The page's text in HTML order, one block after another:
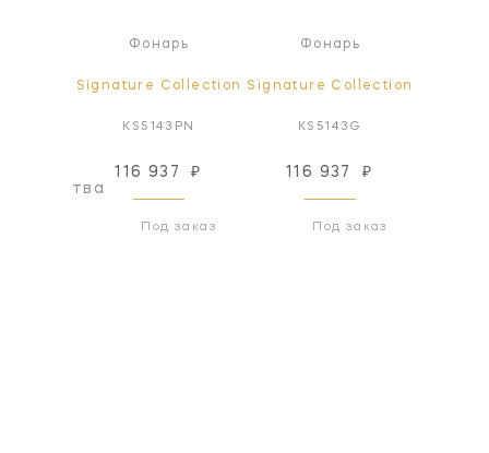
Фонарь
Signature Collection
KS5143PN
116 937 ₽
Под заказ
Фонарь
Signature Collection
KS5143G
116 937 ₽
Под заказ